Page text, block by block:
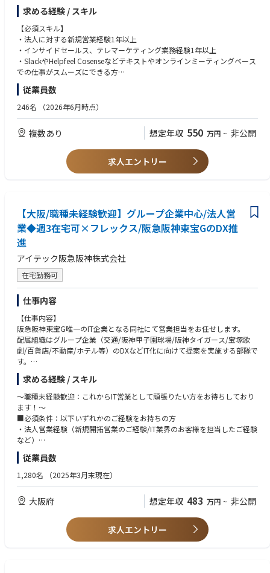
【就業環境・勤務形態】
残業時間 平均：２０～３０時間/月 繁忙期：４０時間/月
フレックス勤務適用 有
株式会社Helpfeelでは"テクノロジーの発明により、人の可能性を拡張す
る" をビジョンに掲げ、
・スクリーンショット共有ツール「Gyazo」
・知的生産共有ノート「Helpfeel Cosense」
・どんな質問にも答えることが出来るFAQ SaaS「Helpfeel」
というナレッジマネジメントに主軸を置いた3つの事業を運営しておりま
その中でもHelpfeelは、iPhoneの日本語入力システムを開発した増井(弊社
テクニカルフェロー)が発明した特許を取得している(※1)世界初の革新的
な技術「意図予測検索」にもとづいており、98%の検索ヒット率を実現
し、ユーザーのどんな質問表現にも適切に答えることができます。現在、
常的に課題を抱えるカスタマーサポートの世界において、革命をもたらす
注目のSaaSこそがHelpfeelです。
2023年には合計20億円の資金調達を達成し、シリーズDというラウンドで
数年以内のIPOを目指しより一層の事業成長を進めていこうというタイミ
ングです。
今後さらなる事業拡大に向け優秀な人材の採用に力を入れています。
■具体的な業務内容
・Helpfeelを検討しているお客様を対象に、継続的なコミュニケーション
やヒアリングをした関係構築
・日常的なフォローアップを通した新規商談を獲得
・受注率を高めるため、正確な顧客情報をSalesforce等を通した管理
※SMBからエンタープライズまで幅広いお客様を対象としています。
■現在の営業組織の体制
セールス組織は42名（IS 12名、FS 20名、パートナーセールス4名、CRO
室6名）が在籍しております。
インサイドセールスチームではSDR（sales development representative）
とBDR（business development representative）、ABM（Account based
marketing）という3つの役割に分かれて日々業務をしております。
・SDR：インバウンドリストへの営業活動をお任せいたします
・BDR：アウトバウンドリストへの営業活動をお任せいたします
・ABM：特定アカウントに対して、戦略的な営業活動をお任せいたします
【利用ツール】
・Salesforce
・Slack
・Helpfeel Cosense
求める経験 / スキル
【必須スキル】
・法人に対する新規営業経験1年以上
・インサイドセールス、テレマーケティング業務経験1年以上
・SlackやHelpfeel Cosenseなどテキストやオンラインミーティングベース
での仕事がスムーズにできる方
・リモート耐性のある方
【歓迎スキル】
・SaaS業界での営業経験
・多業種に対しての営業経験1年以上
従業員数
246名 （2026年6月時点）
複数あり 想定年収 550 万円 ~ 非公開
求人エントリー
【大阪/職種未経験歓迎】グループ企業中心/法人営
業◆週3在宅可×フレックス/阪急阪神東宝GのDX推
進
アイテック阪急阪神株式会社
在宅勤務可
仕事内容
【仕事内容】
阪急阪神東宝G唯一のIT企業となる同社にて営業担当をお任せします。
配属組織はグループ企業（交通/阪神甲子園球場/阪神タイガース/宝塚歌
劇/百貨店/不動産/ホテル等）のDXなどIT化に向けて提案を実施する部隊で
す。
阪急阪神東宝Gでは中期経営計画として「情報通信技術を活用した”＋
α”の価値創出」をテーマとしており当社はその重要なミッションを担って
います。
同じグループでもIT分野の課題は様々。お客様の困っていること、成し遂
げたいことを理解しできることを提案しながら、将来的にはこれまでの知
見・ノウハウを活かしてグループ外のお客様へもサービス提供できるよう
な組織づくりを目指していきます。
【入社後のイメージ】
対応する業界に応じてチームが分かれているのでOJTを中心として徐々に
できることを増やしていく予定です。業務はお客様や先輩のみならず開発
をするエンジニアともかかわることになりますので、ご自身でも積極的に
周囲に質問をいただきながら業界知識やIT知識を身に着けていただくこと
幅広い年代の仲間がフラットな雰囲気なのでご安心ください。
求める経験 / スキル
～職種未経験歓迎：これからIT営業として頑張りたい方をお待ちしており
ます！～
■必須条件：以下いずれかのご経験をお持ちの方
・法人営業経験（新規開拓営業のご経験/IT業界のお客様を担当したご経験
など）
■歓迎条件：
・ITエンジニアとしての知見のある方（エンジニアの経験/学生時代に学ば
・ネットワーク、インフラ関連の業務経験者でチャレンジ精神旺盛な方
・スケジュールや目標管理能力があり、イレギュラー対応にも積極的に取
り組んでいただける方
従業員数
1,280名 （2025年3月末現在）
大阪府 想定年収 483 万円 ~ 非公開
求人エントリー